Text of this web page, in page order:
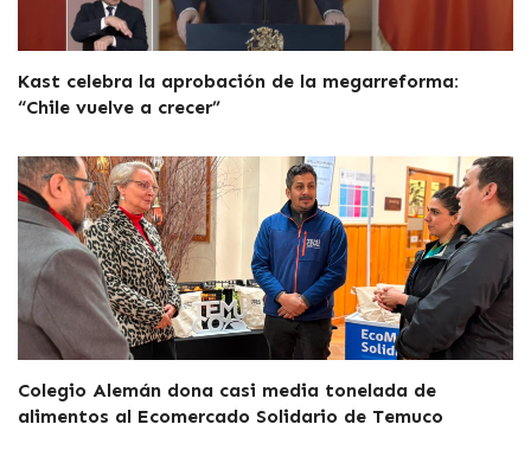
Kast celebra la aprobación de la megarreforma:
“Chile vuelve a crecer”
Colegio Alemán dona casi media tonelada de
alimentos al Ecomercado Solidario de Temuco